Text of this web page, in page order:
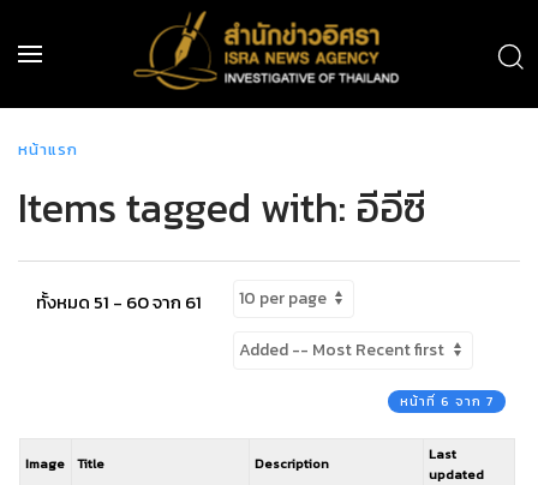
หน้าแรก
Items tagged with: อีอีซี
ทั้งหมด 51 - 60 จาก 61
หน้าที่ 6 จาก 7
Image Title Description
Last
updated